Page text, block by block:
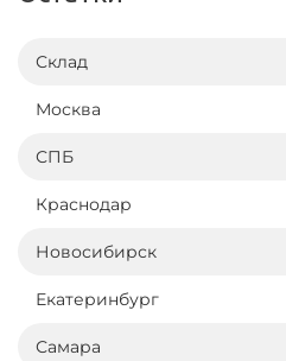
Склад
Москва
СПБ
Краснодар
Новосибирск
Екатеринбург
Самара